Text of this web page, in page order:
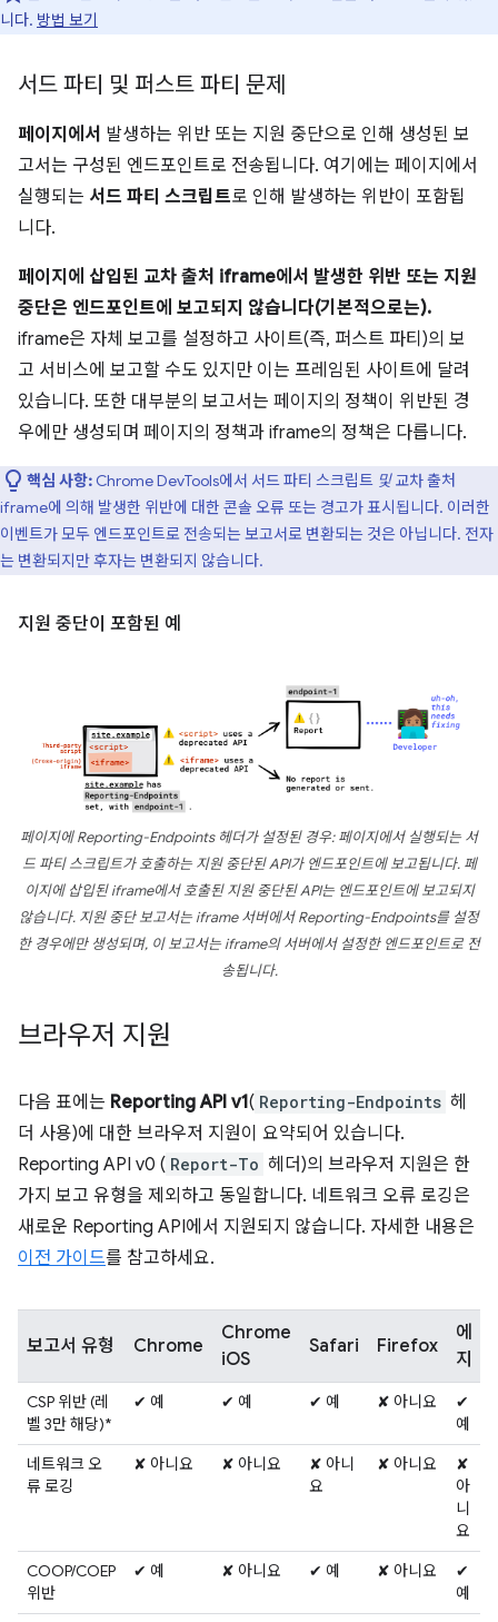
니다. 방법 보기
서드 파티 및 퍼스트 파티 문제
페이지에서 발생하는 위반 또는 지원 중단으로 인해 생성된 보
고서는 구성된 엔드포인트로 전송됩니다. 여기에는 페이지에서
실행되는 서드 파티 스크립트로 인해 발생하는 위반이 포함됩
니다.
페이지에 삽입된 교차 출처 iframe에서 발생한 위반 또는 지원
중단은 엔드포인트에 보고되지 않습니다(기본적으로는).
iframe은 자체 보고를 설정하고 사이트(즉, 퍼스트 파티)의 보
고 서비스에 보고할 수도 있지만 이는 프레임된 사이트에 달려
있습니다. 또한 대부분의 보고서는 페이지의 정책이 위반된 경
우에만 생성되며 페이지의 정책과 iframe의 정책은 다릅니다.
핵심 사항: Chrome DevTools에서 서드 파티 스크립트 및교차 출처
iframe에 의해 발생한 위반에 대한 콘솔 오류 또는 경고가 표시됩니다. 이러한
이벤트가 모두 엔드포인트로 전송되는 보고서로 변환되는 것은 아닙니다. 전자
는 변환되지만 후자는 변환되지 않습니다.
지원 중단이 포함된 예
페이지에 Reporting-Endpoints 헤더가 설정된 경우: 페이지에서 실행되는 서
드 파티 스크립트가 호출하는 지원 중단된 API가 엔드포인트에 보고됩니다. 페
이지에 삽입된 iframe에서 호출된 지원 중단된 API는 엔드포인트에 보고되지
않습니다. 지원 중단 보고서는 iframe 서버에서 Reporting-Endpoints를 설정
한 경우에만 생성되며, 이 보고서는 iframe의 서버에서 설정한 엔드포인트로 전
송됩니다.
브라우저 지원
다음 표에는 Reporting API v1( Reporting-Endpoints 헤
더 사용)에 대한 브라우저 지원이 요약되어 있습니다.
Reporting API v0 ( Report-To 헤더)의 브라우저 지원은 한
가지 보고 유형을 제외하고 동일합니다. 네트워크 오류 로깅은
새로운 Reporting API에서 지원되지 않습니다. 자세한 내용은
이전 가이드를 참고하세요.
보고서 유형 Chrome
Chrome
iOS
Safari Firefox
에
지
CSP 위반 (레
벨 3만 해당)*
✔ 예 ✔ 예 ✔ 예 ✘ 아니요
✔
예
네트워크 오
류 로깅
✘ 아니요 ✘ 아니요
✘ 아니
요
✘ 아니요
✘
아
니
요
COOP/COEP
위반
✔ 예 ✘ 아니요 ✔ 예 ✘ 아니요
✔
예